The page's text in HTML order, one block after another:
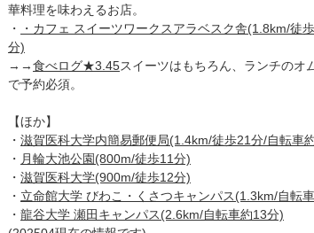
華料理を味わえるお店。
・
・カフェ スイーツワークスアラベスク舎(1.8km/徒
分)
→→食べログ★3.45スイーツはもちろん、ランチのオ
で予約必須。
【ほか】
・ 滋賀医科大学内簡易郵便局(1.4km/徒歩21分/自転車
・ 月輪大池公園(800m/徒歩11分)
・ 滋賀医科大学(900m/徒歩12分)
・ 立命館大学 びわこ・くさつキャンパス(1.3km/自転
・ 龍谷大学 瀬田キャンパス(2.6km/自転車約13分)